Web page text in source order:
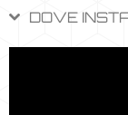
DOVE